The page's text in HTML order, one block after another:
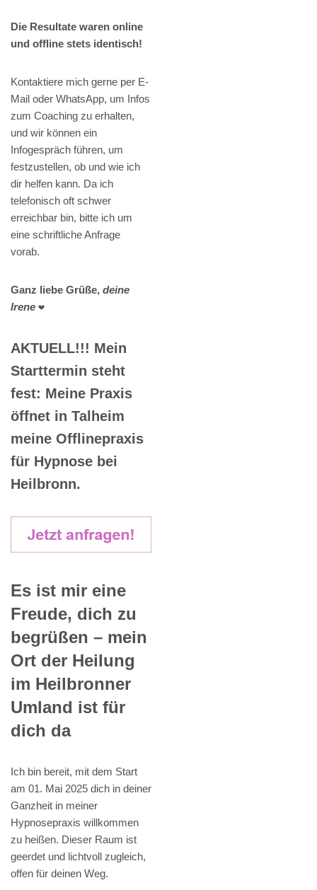
Die Resultate waren online
und offline stets identisch!
Kontaktiere mich gerne per E-
Mail oder WhatsApp, um Infos
zum Coaching zu erhalten,
und wir können ein
Infogespräch führen, um
festzustellen, ob und wie ich
dir helfen kann. Da ich
telefonisch oft schwer
erreichbar bin, bitte ich um
eine schriftliche Anfrage
vorab.
Ganz liebe Grüße, deine
Irene ❤️
AKTUELL!!! Mein
Starttermin steht
fest: Meine Praxis
öffnet in Talheim
meine Offlinepraxis
für Hypnose bei
Heilbronn.
Es ist mir eine
Freude, dich zu
begrüßen – mein
Ort der Heilung
im Heilbronner
Umland ist für
dich da
Ich bin bereit, mit dem Start
am 01. Mai 2025 dich in deiner
Ganzheit in meiner
Hypnosepraxis willkommen
zu heißen. Dieser Raum ist
geerdet und lichtvoll zugleich,
offen für deinen Weg.